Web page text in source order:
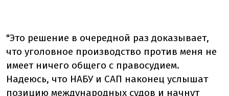
"Это решение в очередной раз доказывает,
что уголовное производство против меня не
имеет ничего общего с правосудием.
Надеюсь, что НАБУ и САП наконец услышат
позицию международных судов и начнут